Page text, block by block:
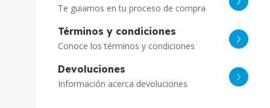
Te guiamos en tu proceso de compra
Términos y condiciones
Conoce los términos y condiciones
Devoluciones
Información acerca devoluciones